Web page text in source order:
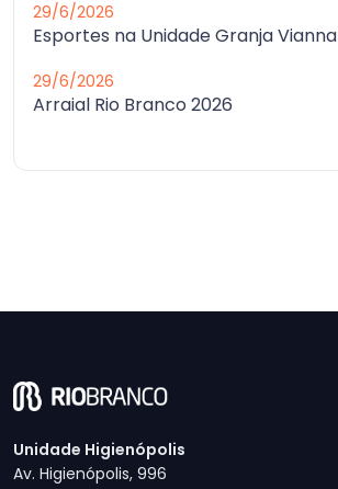
29/6/2026
Esportes na Unidade Granja Vianna
29/6/2026
Arraial Rio Branco 2026
Unidade Higienópolis
Av. Higienópolis, 996